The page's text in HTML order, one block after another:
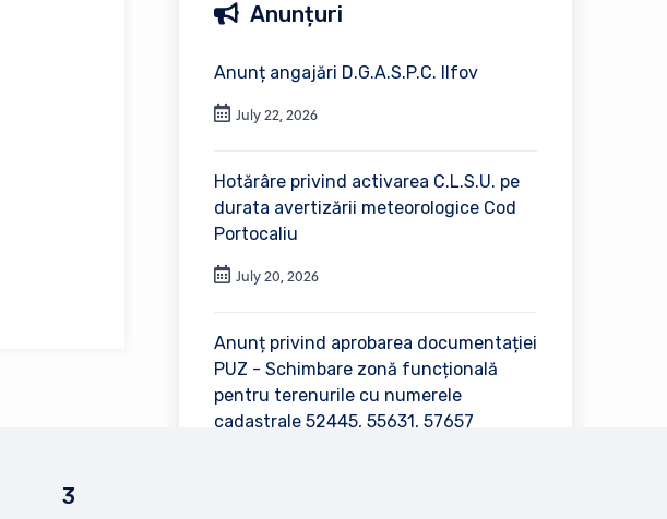
Anunțuri
Anunț angajări D.G.A.S.P.C. Ilfov
July 22, 2026
Hotărâre privind activarea C.L.S.U. pe
durata avertizării meteorologice Cod
Portocaliu
July 20, 2026
Anunț privind aprobarea documentației
PUZ - Schimbare zonă funcțională
pentru terenurile cu numerele
cadastrale 52445, 55631, 57657
3